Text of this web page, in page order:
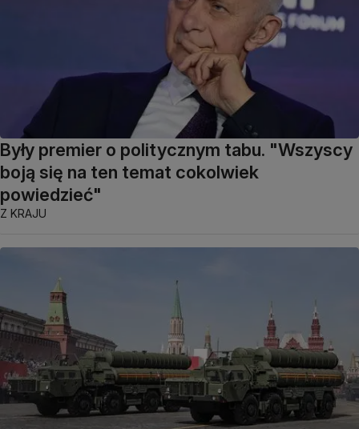
Były premier o politycznym tabu. "Wszyscy
boją się na ten temat cokolwiek
powiedzieć"
Z KRAJU